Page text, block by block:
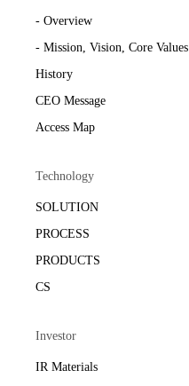
- Overview
- Mission, Vision, Core Values
History
CEO Message
Access Map
Technology
SOLUTION
PROCESS
PRODUCTS
CS
Investor
IR Materials